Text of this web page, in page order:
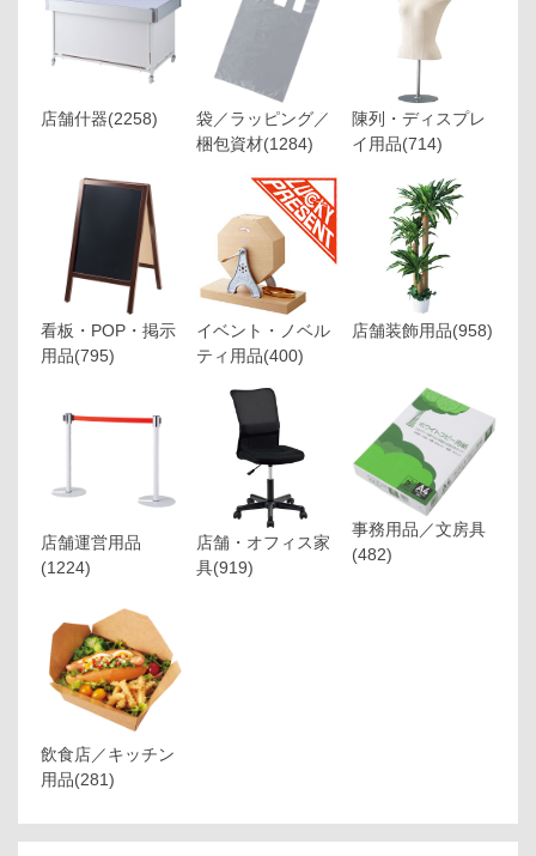
店舗什器(2258)
袋／ラッピング／
梱包資材(1284)
陳列・ディスプレ
イ用品(714)
看板・POP・掲示
用品(795)
イベント・ノベル
ティ用品(400)
店舗装飾用品(958)
店舗運営用品
(1224)
店舗・オフィス家
具(919)
事務用品／文房具
(482)
飲食店／キッチン
用品(281)